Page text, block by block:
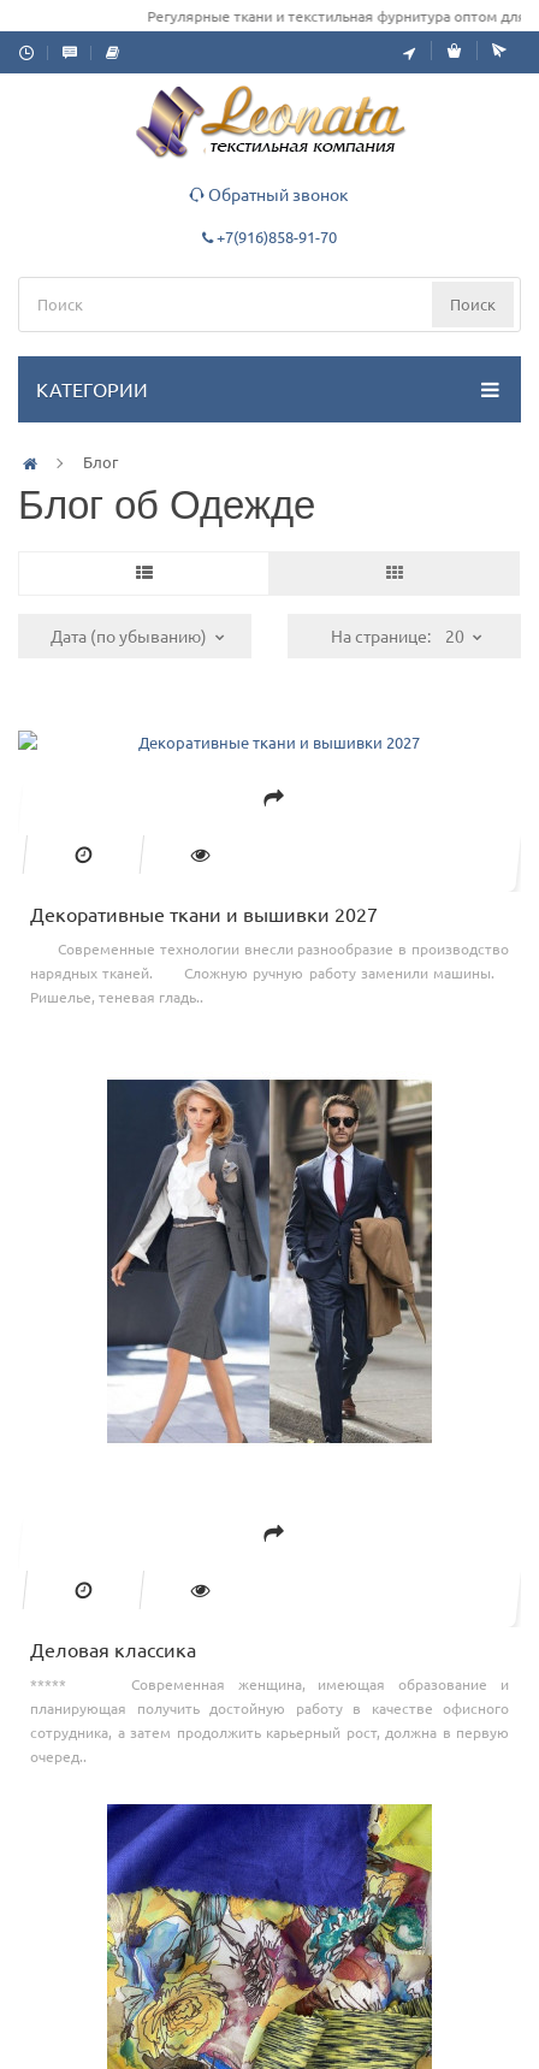
Регулярные ткани и текстильная фурнитура оптом для
Обратный звонок
+7(916)858-91-70
Поиск
КАТЕГОРИИ
Блог
Блог об Одежде
Дата (по убыванию) На странице: 20
Декоративные ткани и вышивки 2027
Современные технологии внесли разнообразие в производство
нарядных тканей. Сложную ручную работу заменили машины.
Ришелье, теневая гладь..
Деловая классика
***** Современная женщина, имеющая образование и
планирующая получить достойную работу в качестве офисного
сотрудника, а затем продолжить карьерный рост, должна в первую
очеред..